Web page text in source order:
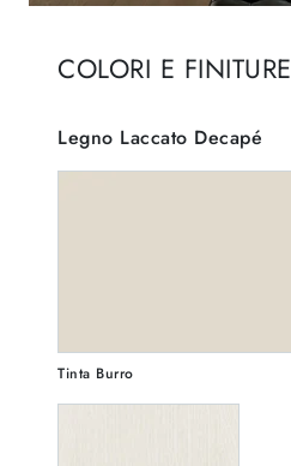
COLORI E FINITURE
Legno Laccato Decapé
Tinta Burro